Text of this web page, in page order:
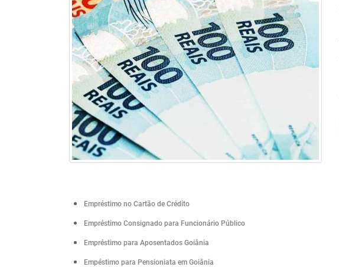
Empréstimo no Cartão de Crédito
Empréstimo Consignado para Funcionário Público
Empréstimo para Aposentados Goiânia
Empéstimo para Pensioniata em Goiânia